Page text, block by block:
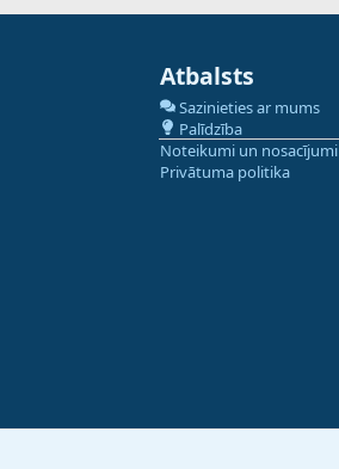
Atbalsts
Sazinieties ar mums
Palīdzība
Noteikumi un nosacījumi
Privātuma politika